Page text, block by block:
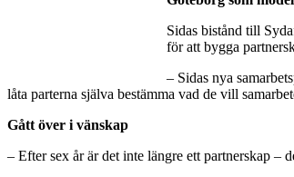
Sidas bistånd till
för att bygga
– Sidas nya
låta parterna själva bestämma vad de vill
Gått över i vänskap
– Efter sex år är det inte längre ett partnerskap –